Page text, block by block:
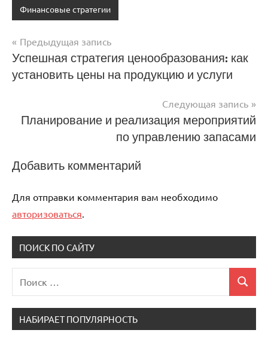
Финансовые стратегии
Навигация
по
Предыдущая запись
Успешная стратегия ценообразования: как
установить цены на продукцию и услуги
Следующая запись
Планирование и реализация мероприятий
по управлению запасами
Добавить комментарий
Для отправки комментария вам необходимо
авторизоваться
ПОИСК ПО САЙТУ
для:
Поиск
НАБИРАЕТ ПОПУЛЯРНОСТЬ